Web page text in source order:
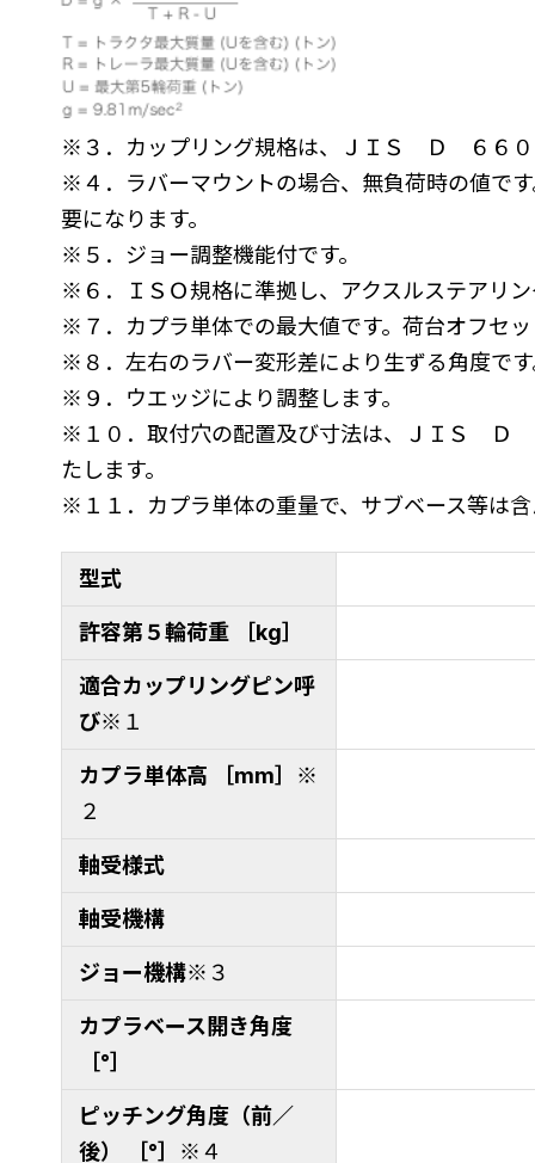
※３．カップリング規格は、ＪＩＳ Ｄ ６６０
※４． ラバーマウントの場合、無負荷時の値で
要になります。
※５．ジョー調整機能付です。
※６．ＩＳＯ規格に準拠し、アクスルステアリ
※７．カプラ単体での最大値です。荷台オフセ
※８．左右のラバー変形差により生ずる角度で
※９．ウエッジにより調整します。
※１０．取付穴の配置及び寸法は、ＪＩＳ Ｄ
たします。
※１１．カプラ単体の重量で、サブベース等は
型式
許容第５輪荷重 ［kg］
適合カップリングピン呼
び※１
カプラ単体高 ［mm］ ※
２
軸受様式
軸受機構
ジョー機構※３
カプラベース開き角度
［°］
ピッチング角度（前／
後） ［°］ ※４